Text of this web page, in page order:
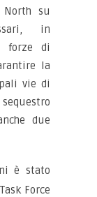
North su
in
forze di
la
vie di
due
è stato
Force